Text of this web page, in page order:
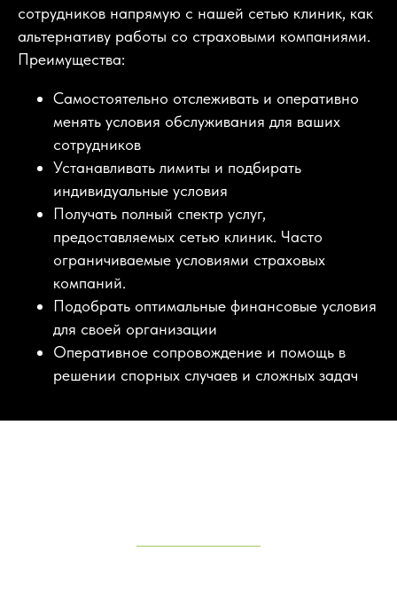
сотрудников напрямую с нашей сетью клиник, как
альтернативу работы со страховыми компаниями.
Преимущества:
Самостоятельно отслеживать и оперативно
менять условия обслуживания для ваших
сотрудников
Устанавливать лимиты и подбирать
индивидуальные условия
Получать полный спектр услуг,
предоставляемых сетью клиник. Часто
ограничиваемые условиями страховых
компаний.
Подобрать оптимальные финансовые условия
для своей организации
Оперативное сопровождение и помощь в
решении спорных случаев и сложных задач